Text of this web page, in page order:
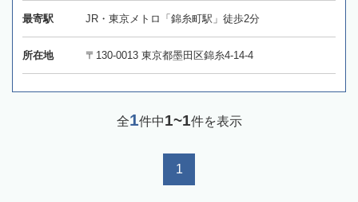
最寄駅 JR・東京メトロ「錦糸町駅」徒歩2分
所在地 〒130-0013 東京都墨田区錦糸4-14-4
全1件中1~1件を表示
1